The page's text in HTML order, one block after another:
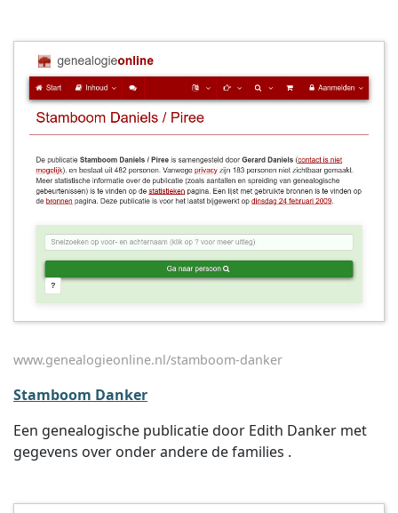
www.genealogieonline.nl/stamboom-danker
Stamboom Danker
Een genealogische publicatie door Edith Danker met
gegevens over onder andere de families .